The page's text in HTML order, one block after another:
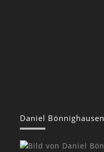
Daniel Bönnighausen